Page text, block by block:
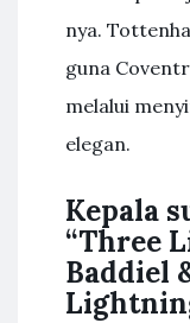
nya.
guna
melalui
elegan.
Kepala
“Three
Baddiel